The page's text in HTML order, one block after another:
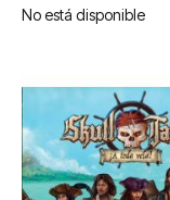
No está disponible